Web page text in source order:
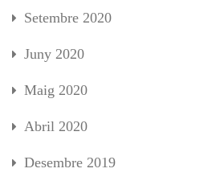
Setembre 2020
Juny 2020
Maig 2020
Abril 2020
Desembre 2019